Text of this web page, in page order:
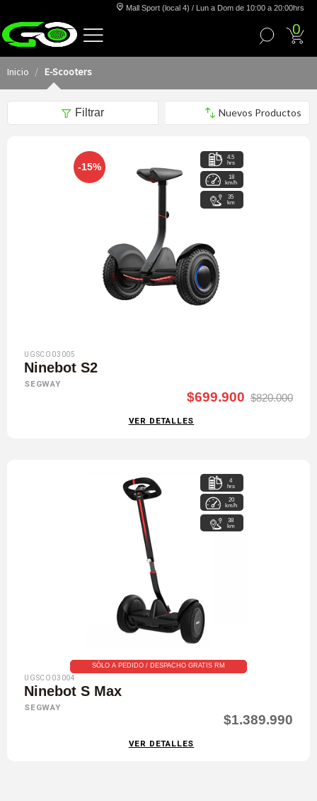
Mall Sport (local 4) / Lun a Dom de 10:00 a 20:00hrs
0
Inicio E-Scooters
Filtrar
-15%
4.5
hrs
18
km/h
35
km
UGSCO03005
Ninebot S2
SEGWAY
$699.900 $820.000
VER DETALLES
4
hrs
20
km/h
38
km
SÓLO A PEDIDO / DESPACHO GRATIS RM
UGSCO03004
Ninebot S Max
SEGWAY
$1.389.990
VER DETALLES